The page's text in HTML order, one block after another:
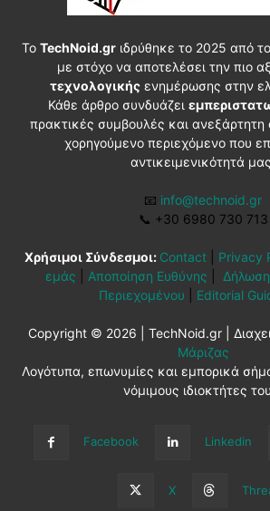
Το TechNoid.grιδρύθηκε το 2025 από
με στόχο να αποτελέσει την πιο
τεχνολογικήςενημέρωσης στην
Κάθε άρθρο συνδυάζει
πρακτικές συμβουλές και
χορηγούμενο περιεχόμενο που
αντικειμενικότητά
📧 info@technoid.gr
📞 +30 6980 730 713
Χρήσιμοι Σύνδεσμοι: Contact Privacy
εμάς
Αποποίηση Ευθύνης
Περιεχομένου
Editorial
Copyright © 2026 | TechNoid.gr |
Μάριζας
Λογότυπα, επωνυμίες και εμπορικά
νόμιμους ιδιοκτήτες
Facebook Linkedin
X